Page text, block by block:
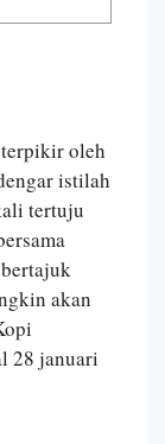
oleh
istilah
tertuju
akan
28 januari